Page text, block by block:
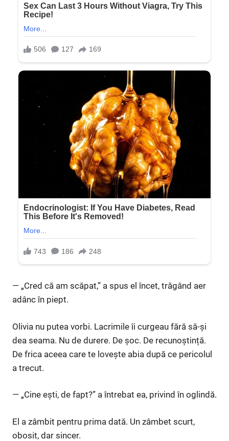
— „Cred că am scăpat,” a spus el încet, trăgând aer
adânc în piept.
Olivia nu putea vorbi. Lacrimile îi curgeau fără să-și
dea seama. Nu de durere. De șoc. De recunoștință.
De frica aceea care te lovește abia după ce pericolul
a trecut.
— „Cine ești, de fapt?” a întrebat ea, privind în oglindă.
El a zâmbit pentru prima dată. Un zâmbet scurt,
obosit, dar sincer.